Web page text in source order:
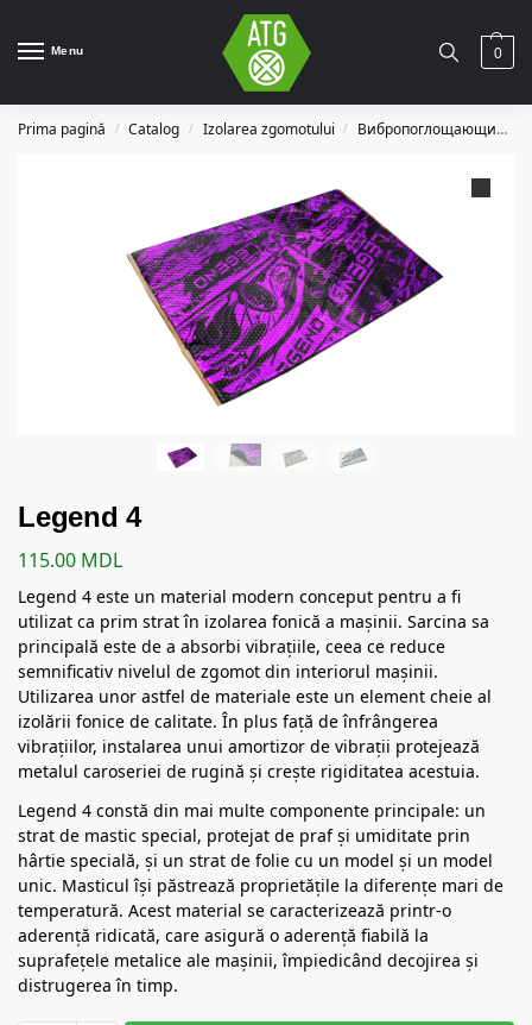
Menu 0
Prima pagină / Catalog / Izolarea zgomotului / Вибропоглощающие материалы
Legend 4
115.00 MDL
Legend 4 este un material modern conceput pentru a fi
utilizat ca prim strat în izolarea fonică a mașinii. Sarcina sa
principală este de a absorbi vibrațiile, ceea ce reduce
semnificativ nivelul de zgomot din interiorul mașinii.
Utilizarea unor astfel de materiale este un element cheie al
izolării fonice de calitate. În plus față de înfrângerea
vibrațiilor, instalarea unui amortizor de vibrații protejează
metalul caroseriei de rugină și crește rigiditatea acestuia.
Legend 4 constă din mai multe componente principale: un
strat de mastic special, protejat de praf și umiditate prin
hârtie specială, și un strat de folie cu un model și un model
unic. Masticul își păstrează proprietățile la diferențe mari de
temperatură. Acest material se caracterizează printr-o
aderență ridicată, care asigură o aderență fiabilă la
suprafețele metalice ale mașinii, împiedicând decojirea și
distrugerea în timp.